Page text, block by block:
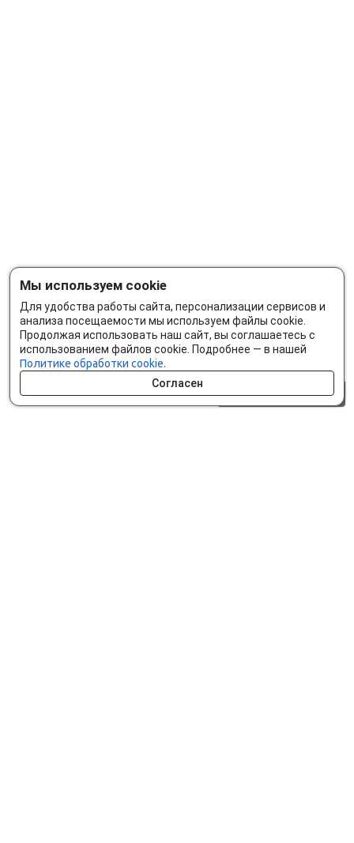
Мы используем cookie
Для удобства работы сайта, персонализации сервисов и
анализа посещаемости мы используем файлы cookie.
Продолжая использовать наш сайт, вы соглашаетесь с
использованием файлов cookie. Подробнее — в нашей
Политике обработки cookie.
Согласен